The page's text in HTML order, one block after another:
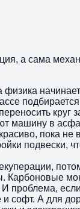
а сама
физика
круг
машину в
пока
подвески,
Карбоновые
если
и софт. А для